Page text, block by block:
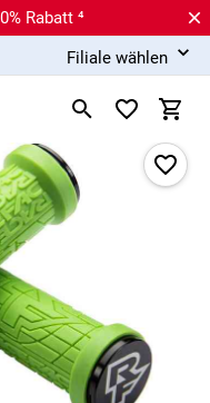
Rabatt ⁴
Filiale wählen